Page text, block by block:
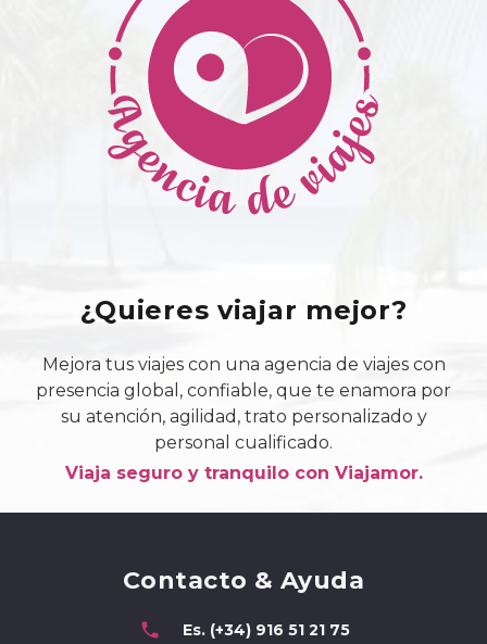
¿Quieres viajar mejor?
Mejora tus viajes con una agencia de viajes con
presencia global, confiable, que te enamora por
su atención, agilidad, trato personalizado y
personal cualificado.
Viaja seguro y tranquilo con Viajamor.
Contacto & Ayuda
phone Es. (+34) 916 51 21 75